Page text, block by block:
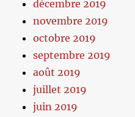
décembre 2019
novembre 2019
octobre 2019
septembre 2019
août 2019
juillet 2019
juin 2019